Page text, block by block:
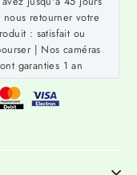
nous retourner votre
: satisfait ou
| Nos caméras
garanties 1 an